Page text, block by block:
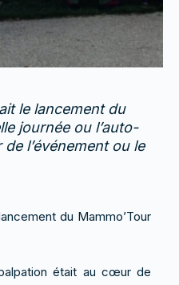
le lancement du
journée ou l’auto-
l’événement ou le
du Mammo’Tour
était au cœur de